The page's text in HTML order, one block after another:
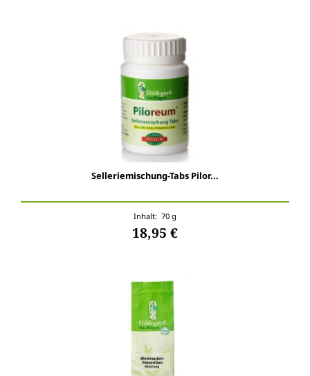
Selleriemischung-Tabs Pilor...
Inhalt: 70 g
18,95 €